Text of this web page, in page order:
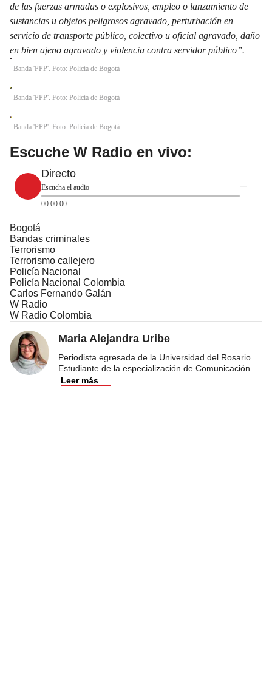
de las fuerzas armadas o explosivos, empleo o lanzamiento de
sustancias u objetos peligrosos agravado, perturbación en
servicio de transporte público, colectivo u oficial agravado, daño
en bien ajeno agravado y violencia contra servidor público”.
Banda 'PPP'. Foto: Policía de Bogotá
Banda 'PPP'. Foto: Policía de Bogotá
Banda 'PPP'. Foto: Policía de Bogotá
Escuche W Radio en vivo:
Directo
Escucha el audio
00:00:00
Bogotá
Bandas criminales
Terrorismo
Terrorismo callejero
Policía Nacional
Policía Nacional Colombia
Carlos Fernando Galán
W Radio
W Radio Colombia
Maria Alejandra Uribe
Periodista egresada de la Universidad del Rosario.
Estudiante de la especialización de Comunicación
Leer más